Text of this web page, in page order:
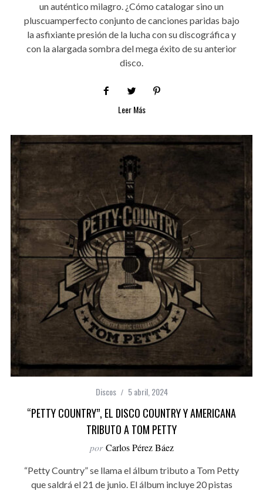
un auténtico milagro. ¿Cómo catalogar sino un
pluscuamperfecto conjunto de canciones paridas bajo
la asfixiante presión de la lucha con su discográfica y
con la alargada sombra del mega éxito de su anterior
disco.
Leer Más
Discos 5 abril, 2024
“PETTY COUNTRY”, EL DISCO COUNTRY Y AMERICANA
TRIBUTO A TOM PETTY
por Carlos Pérez Báez
“Petty Country” se llama el álbum tributo a Tom Petty
que saldrá el 21 de junio. El álbum incluye 20 pistas